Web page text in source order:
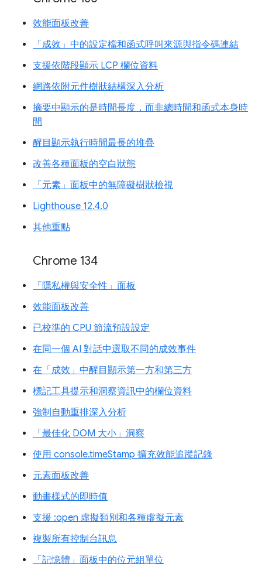
效能面板改善
「成效」中的設定檔和函式呼叫來源與指令碼連結
支援依階段顯示 LCP 欄位資料
網路依附元件樹狀結構深入分析
摘要中顯示的是時間長度，而非總時間和函式本身時
間
醒目顯示執行時間最長的堆疊
改善各種面板的空白狀態
「元素」面板中的無障礙樹狀檢視
Lighthouse 12.4.0
其他重點
Chrome 134
「隱私權與安全性」面板
效能面板改善
已校準的 CPU 節流預設設定
在同一個 AI 對話中選取不同的成效事件
在「成效」中醒目顯示第一方和第三方
標記工具提示和洞察資訊中的欄位資料
強制自動重排深入分析
「最佳化 DOM 大小」洞察
使用 console.timeStamp 擴充效能追蹤記錄
元素面板改善
動畫樣式的即時值
支援 :open 虛擬類別和各種虛擬元素
複製所有控制台訊息
「記憶體」面板中的位元組單位